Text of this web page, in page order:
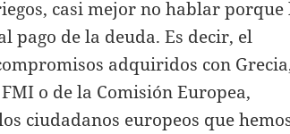
casi mejor no hablar porque
pago de la deuda. Es decir, el
adquiridos con
o de la Comisión Europea,
ciudadanos europeos que